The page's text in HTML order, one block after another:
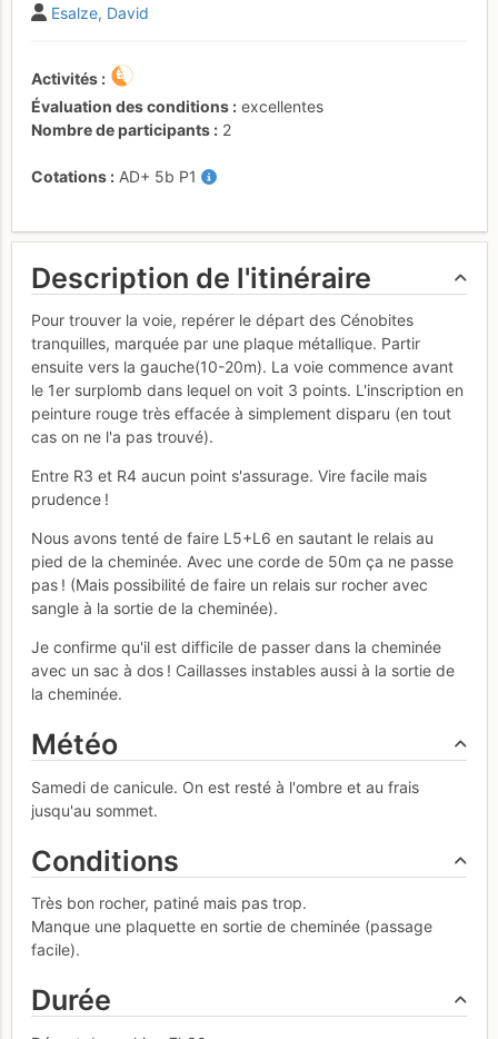
Esalze David
Activités
Évaluation des conditions
excellentes
Nombre de participants
2
Cotations AD+ 5b P1
Description de l'itinéraire
Pour trouver la voie, repérer le départ des Cénobites
tranquilles, marquée par une plaque métallique. Partir
ensuite vers la gauche(10-20m). La voie commence avant
le 1er surplomb dans lequel on voit 3 points. L'inscription en
peinture rouge très effacée à simplement disparu (en tout
cas on ne l'a pas trouvé).
Entre R3 et R4 aucun point s'assurage. Vire facile mais
prudence !
Nous avons tenté de faire L5+L6 en sautant le relais au
pied de la cheminée. Avec une corde de 50m ça ne passe
pas ! (Mais possibilité de faire un relais sur rocher avec
sangle à la sortie de la cheminée).
Je confirme qu'il est difficile de passer dans la cheminée
avec un sac à dos ! Caillasses instables aussi à la sortie de
la cheminée.
Météo
Samedi de canicule. On est resté à l'ombre et au frais
jusqu'au sommet.
Conditions
Très bon rocher, patiné mais pas trop.
Manque une plaquette en sortie de cheminée (passage
facile).
Durée